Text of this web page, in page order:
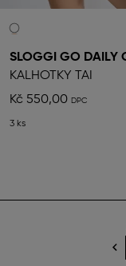
KALHOTKY TAI
Kč 550,00
3 ks